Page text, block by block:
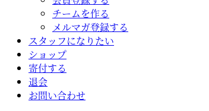
チームを作る
メルマガ登録する
スタッフになりたい
ショップ
寄付する
退会
お問い合わせ